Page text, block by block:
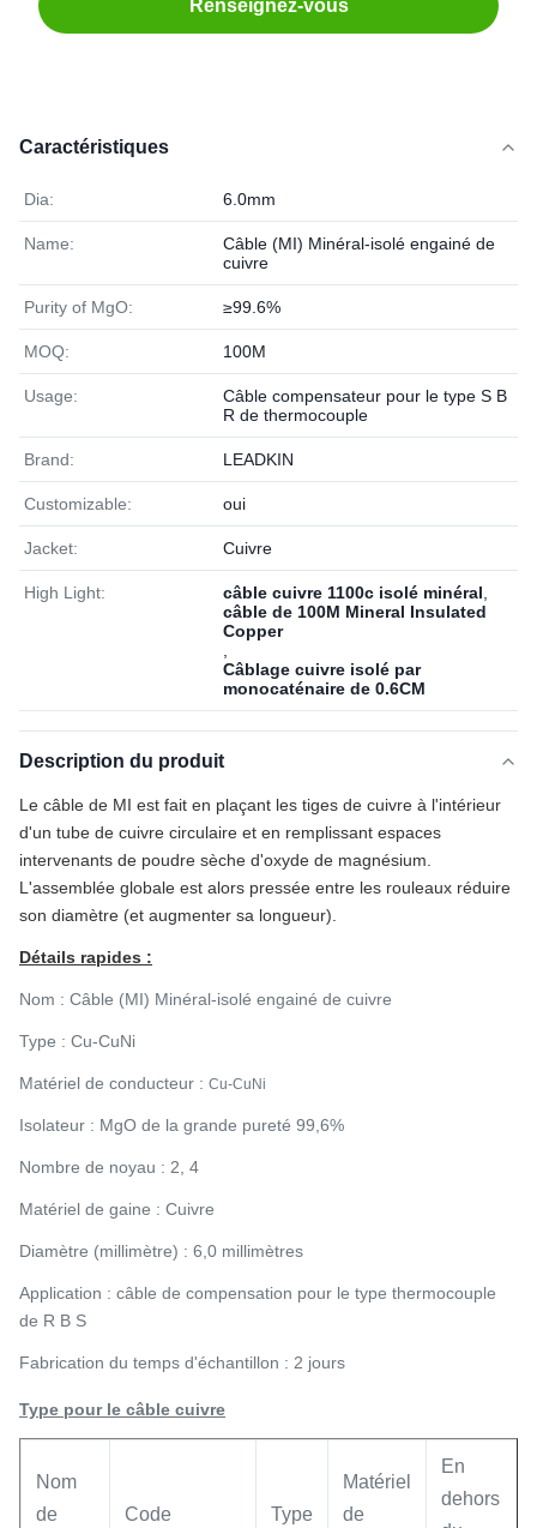
Renseignez-vous
Caractéristiques
Dia: 6.0mm
Name:
Câble (MI) Minéral-isolé engainé de
cuivre
Purity of MgO: ≥99.6%
MOQ: 100M
Usage:
Câble compensateur pour le type S B
R de thermocouple
Brand: LEADKIN
Customizable: oui
Jacket: Cuivre
High Light: câble cuivre 1100c isolé minéral
câble de 100M Mineral Insulated
Copper
Câblage cuivre isolé par
monocaténaire de 0.6CM
Description du produit
Le câble de MI est fait en plaçant les tiges de cuivre à l'intérieur
d'un tube de cuivre circulaire et en remplissant espaces
intervenants de poudre sèche d'oxyde de magnésium.
L'assemblée globale est alors pressée entre les rouleaux réduire
son diamètre (et augmenter sa longueur).
Détails rapides :
Nom : Câble (MI) Minéral-isolé engainé de cuivre
Type : Cu-CuNi
Matériel de conducteur : Cu-CuNi
Isolateur : MgO de la grande pureté 99,6%
Nombre de noyau : 2, 4
Matériel de gaine : Cuivre
Diamètre (millimètre) : 6,0 millimètres
Application : câble de compensation pour le type thermocouple
de R B S
Fabrication du temps d'échantillon : 2 jours
Type pour le câble cuivre
Nom
de
Code Type
Matériel
de
En
dehors